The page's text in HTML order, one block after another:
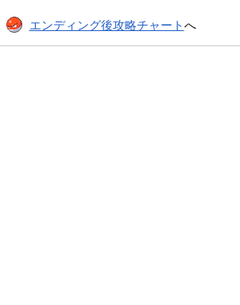
エンディング後攻略チャートへ